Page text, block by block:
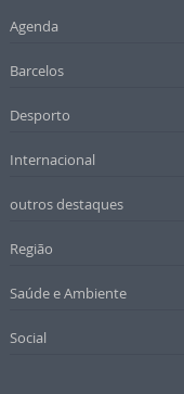
Agenda
Barcelos
Desporto
Internacional
outros destaques
Região
Saúde e Ambiente
Social